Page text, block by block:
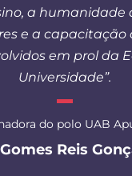
a humanidade
e a capacitação
em prol da
Universidade”.
do polo UAB
Reis